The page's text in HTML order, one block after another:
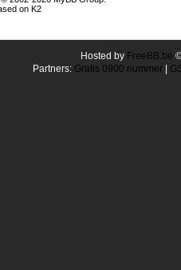
onK2
Hosted by FreeBB.be
Partners: Gratis 0900 nummer|